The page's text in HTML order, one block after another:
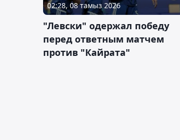
02:28, 08 тамыз 2026
"Левски" одержал победу
перед ответным матчем
против "Кайрата"